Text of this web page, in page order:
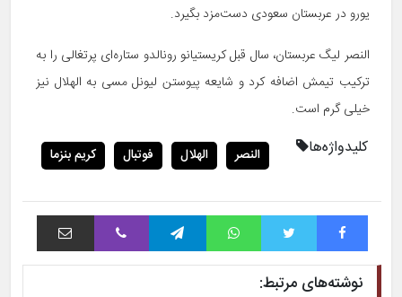
یورو در عربستان سعودی دست‌مزد بگیرد.
النصر لیگ عربستان، سال قبل کریستیانو رونالدو ستاره‌ای پرتغالی را به
ترکیب تیمش اضافه کرد و شایعه پیوستن لیونل مسی به الهلال نیز
خیلی گرم است.
کلیدواژه‌ها النصر الهلال فوتبال کریم بنزما
فیس بوک توییتر واتس آپ تلگرام وایبر اشتراک با ایمیل
نوشته‌های مرتبط: